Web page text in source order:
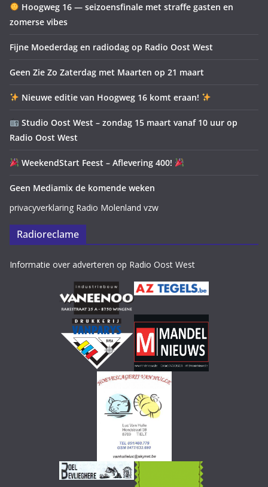
Hoogweg 16 — seizoensfinale met straffe gasten en
zomerse vibes
Fijne Moederdag en radiodag op Radio Oost West
Geen Zie Zo Zaterdag met Maarten op 21 maart
Nieuwe editie van Hoogweg 16 komt eraan!
Studio Oost West – zondag 15 maart vanaf 10 uur op
Radio Oost West
WeekendStart Feest – Aflevering 400!
Geen Mediamix de komende weken
privacyverklaring Radio Molenland vzw
Radioreclame
Informatie over adverteren op Radio Oost West